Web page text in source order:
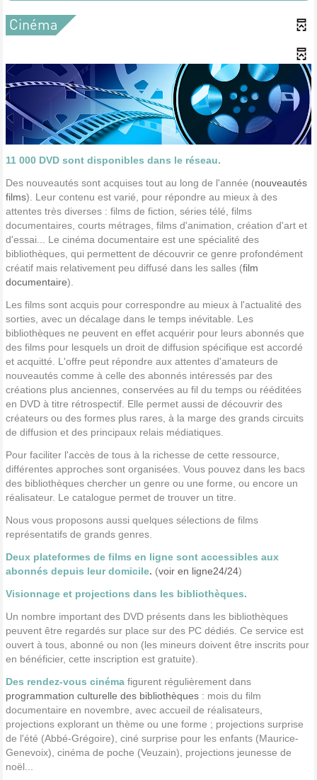
Cinéma
11 000 DVD sont disponibles dans le réseau.
Des nouveautés sont acquises tout au long de l'année (nouveautés
films). Leur contenu est varié, pour répondre au mieux à des
attentes très diverses : films de fiction, séries télé, films
documentaires, courts métrages, films d'animation, création d'art et
d'essai... Le cinéma documentaire est une spécialité des
bibliothèques, qui permettent de découvrir ce genre profondément
créatif mais relativement peu diffusé dans les salles (film
documentaire).
Les films sont acquis pour correspondre au mieux à l'actualité des
sorties, avec un décalage dans le temps inévitable. Les
bibliothèques ne peuvent en effet acquérir pour leurs abonnés que
des films pour lesquels un droit de diffusion spécifique est accordé
et acquitté. L'offre peut répondre aux attentes d'amateurs de
nouveautés comme à celle des abonnés intéressés par des
créations plus anciennes, conservées au fil du temps ou rééditées
en DVD à titre rétrospectif. Elle permet aussi de découvrir des
créateurs ou des formes plus rares, à la marge des grands circuits
de diffusion et des principaux relais médiatiques.
Pour faciliter l'accès de tous à la richesse de cette ressource,
différentes approches sont organisées. Vous pouvez dans les bacs
des bibliothèques chercher un genre ou une forme, ou encore un
réalisateur. Le catalogue permet de trouver un titre.
Nous vous proposons aussi quelques sélections de films
représentatifs de grands genres.
Deux plateformes de films en ligne sont accessibles aux
abonnés depuis leur domicile. (voir en ligne24/24)
Visionnage et projections dans les bibliothèques.
Un nombre important des DVD présents dans les bibliothèques
peuvent être regardés sur place sur des PC dédiés. Ce service est
ouvert à tous, abonné ou non (les mineurs doivent être inscrits pour
en bénéficier, cette inscription est gratuite).
Des rendez-vous cinéma figurent régulièrement dans
programmation culturelle des bibliothèques : mois du film
documentaire en novembre, avec accueil de réalisateurs,
projections explorant un thème ou une forme ; projections surprise
de l'été (Abbé-Grégoire), ciné surprise pour les enfants (Maurice-
Genevoix), cinéma de poche (Veuzain), projections jeunesse de
noël...